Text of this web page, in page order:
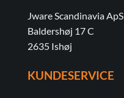
Jware Scandinavia ApS
Baldershøj 17 C
2635 Ishøj
KUNDESERVICE